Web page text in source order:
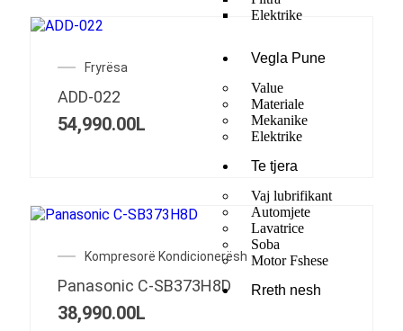
Elektrike
Vegla Pune
Value
Materiale
Mekanike
Elektrike
Te tjera
Vaj lubrifikant
Automjete
Lavatrice
Soba
Motor Fshese
Rreth nesh
Fryrësa
ADD-022
54,990.00L
Kompresorë Kondicionerësh
Panasonic C-SB373H8D
38,990.00L